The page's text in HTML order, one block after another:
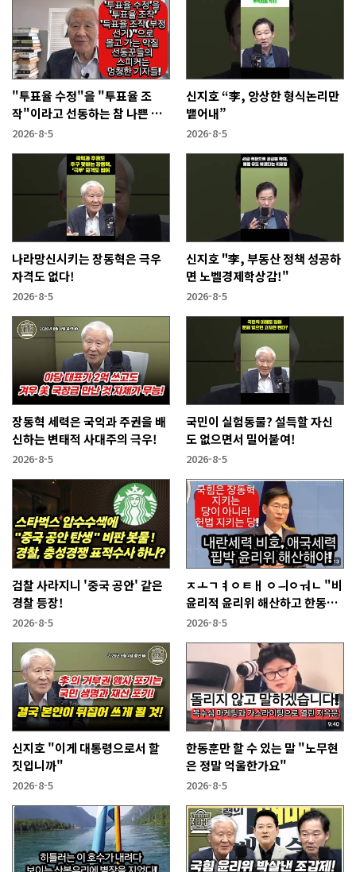
"투표율 수정"을 "투표율 조
작"이라고 선동하는 참 나쁜 사
람들!
2026-8-5
신지호 “李, 앙상한 형식논리만
뱉어내”
2026-8-5
나라망신시키는 장동혁은 극우
자격도 없다!
2026-8-5
신지호 "李, 부동산 정책 성공하
면 노벨경제학상감!"
2026-8-5
장동혁 세력은 국익과 주권을 배
신하는 변태적 사대주의 극우!
2026-8-5
국민이 실험동물? 설득할 자신
도 없으면서 밀어붙여!
2026-8-5
검찰 사라지니 '중국 공안' 같은
경찰 등장!
2026-8-5
ㅈㅗㄱㅕㅇㅌㅐ ㅇㅢㅇㅝㄴ "비
윤리적 윤리위 해산하고 한동훈
복당 시켜야"
2026-8-5
신지호 "이게 대통령으로서 할
짓입니까"
2026-8-5
한동훈만 할 수 있는 말 "노무현
은 정말 억울한가요"
2026-8-5